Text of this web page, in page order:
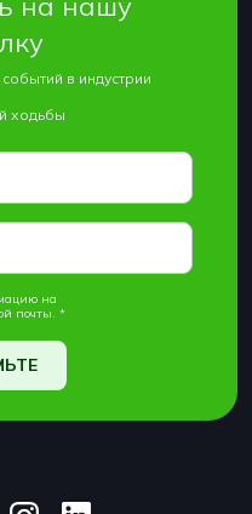
в индустрии
ходьбы
на
почты. *